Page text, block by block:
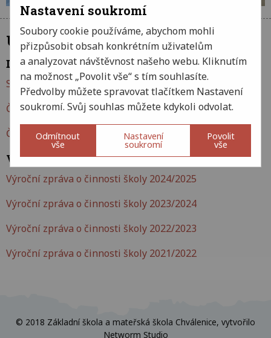
Úřední deska
Dokumenty školy
Schválený rozpočet 2024
ČŠI – Inspekční zpráva ZŠ a MŠ Chválenice 2023
ČŠI – Protokol o kontrole ZŠ a MŠ Chválenice 2023
Výroční zprávy
Výroční zpráva o činnosti školy 2024/2025
Výroční zpráva o činnosti školy 2023/2024
Výroční zpráva o činnosti školy 2022/2023
Výroční zpráva o činnosti školy 2021/2022
© 2018 Základní škola a mateřská škola Chválenice, vytvořilo
Networm Studio
Nastavení soukromí
Soubory cookie používáme, abychom mohli
přizpůsobit obsah konkrétním uživatelům
a analyzovat návštěvnost našeho webu. Kliknutím
na možnost „Povolit vše“ s tím souhlasíte.
Předvolby můžete spravovat tlačítkem Nastavení
soukromí. Svůj souhlas můžete kdykoli odvolat.
Odmítnout
vše
Nastavení
soukromí
Povolit
vše